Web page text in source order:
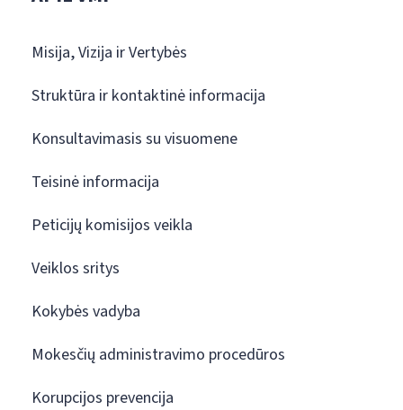
Misija, Vizija ir Vertybės
Struktūra ir kontaktinė informacija
Konsultavimasis su visuomene
Teisinė informacija
Peticijų komisijos veikla
Veiklos sritys
Kokybės vadyba
Mokesčių administravimo procedūros
Korupcijos prevencija